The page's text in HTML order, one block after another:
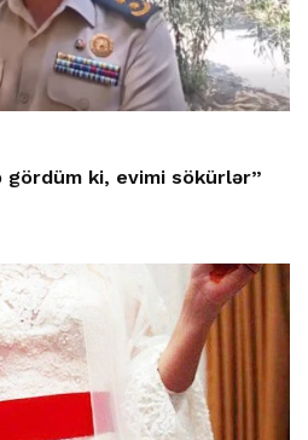
gördüm ki, evimi sökürlər”